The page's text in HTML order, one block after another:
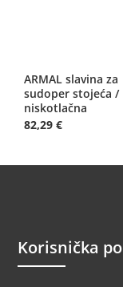
ARMAL slavina za
sudoper stojeća /
niskotlačna
82,29€
Korisnička